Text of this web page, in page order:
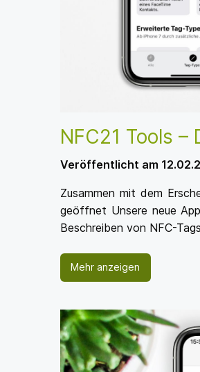
NFC21 Tools
Veröffentlicht am
Zusammen mit dem
geöffnet Unsere neue
Beschreiben von NFC-
Mehr anzeigen